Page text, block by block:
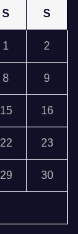
S S
1 2
8 9
15 16
22 23
29 30